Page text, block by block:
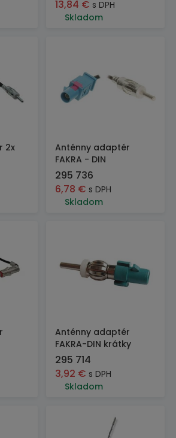
13,84 € s DPH
Skladom
2x
Anténny adaptér
FAKRA - DIN
295 736
6,78 € s DPH
Skladom
Anténny adaptér
FAKRA-DIN krátky
295 714
3,92 € s DPH
Skladom